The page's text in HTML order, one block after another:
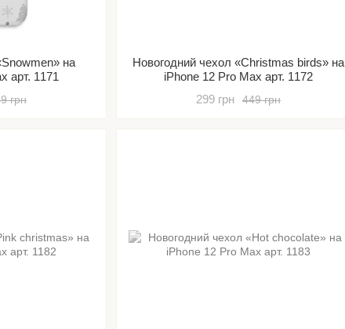
на
арт. 1171
грн
Новогодний чехол «Christmas birds» на
iPhone 12 Pro Max арт. 1172
449 грн
299 грн